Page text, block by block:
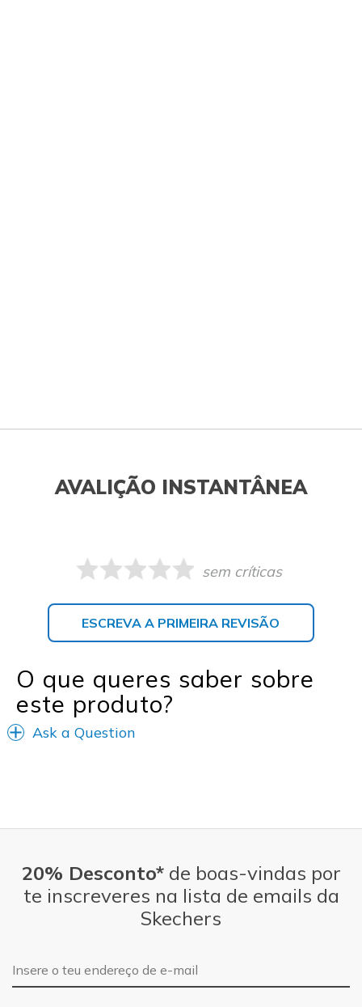
AVALIÇÃO INSTANTÂNEA
sem críticas
ESCREVA A PRIMEIRA REVISÃO
O que queres saber sobre
este produto?
Ask a Question
20% Desconto*de boas-vindas por
te inscreveres na lista de emails da
Skechers
Endereço de e-mail